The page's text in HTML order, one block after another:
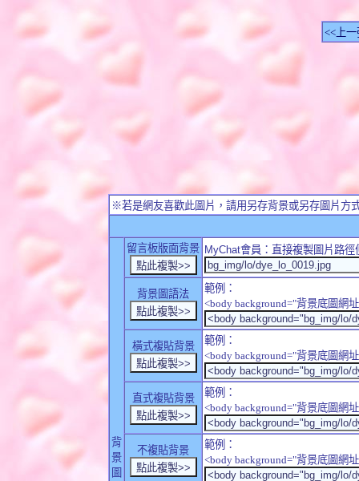
<<上一
※若是網友喜歡此圖片，請用另存背景或另存圖片方
背
景
圖
留言板版面背景 MyChat會員：直接複製圖片路
背景圖語法
範例：
<body background="背景底圖網
橫式複貼背景
範例：
<body background="背景底圖網
直式複貼背景
範例：
<body background="背景底圖網
不複貼背景
範例：
<body background="背景底圖網